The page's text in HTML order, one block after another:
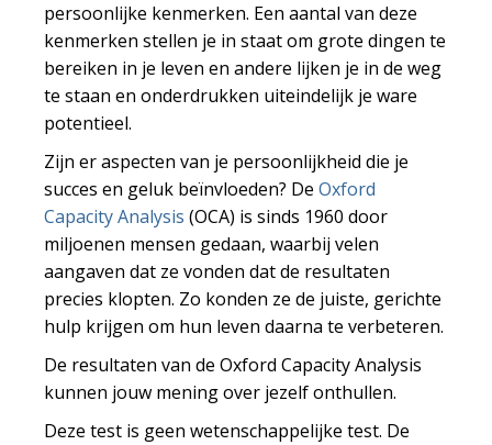
persoonlijke kenmerken. Een aantal van deze
kenmerken stellen je in staat om grote dingen te
bereiken in je leven en andere lijken je in de weg
te staan en onderdrukken uiteindelijk je ware
potentieel.
Zijn er aspecten van je persoonlijkheid die je
succes en geluk beïnvloeden? De Oxford
Capacity Analysis (OCA) is sinds 1960 door
miljoenen mensen gedaan, waarbij velen
aangaven dat ze vonden dat de resultaten
precies klopten. Zo konden ze de juiste, gerichte
hulp krijgen om hun leven daarna te verbeteren.
De resultaten van de Oxford Capacity Analysis
kunnen jouw mening over jezelf onthullen.
Deze test is geen wetenschappelijke test. De